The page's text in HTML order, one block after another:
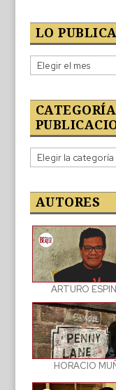
LO
Lo
publicado
Categorías
de
publicaciones
AUTORES
ARTURO
HORACIO